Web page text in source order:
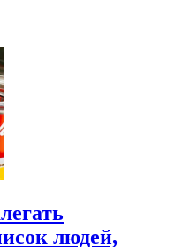
людей,